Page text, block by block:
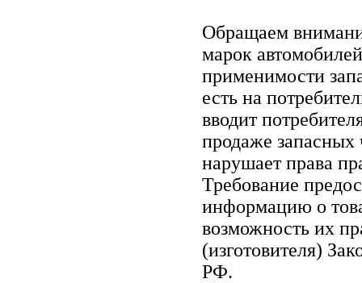
Обращаем
марок
применимости
есть на
вводит
продаже запасных
нарушает права
Требование
информацию о
возможность их
(изготовителя)
РФ.